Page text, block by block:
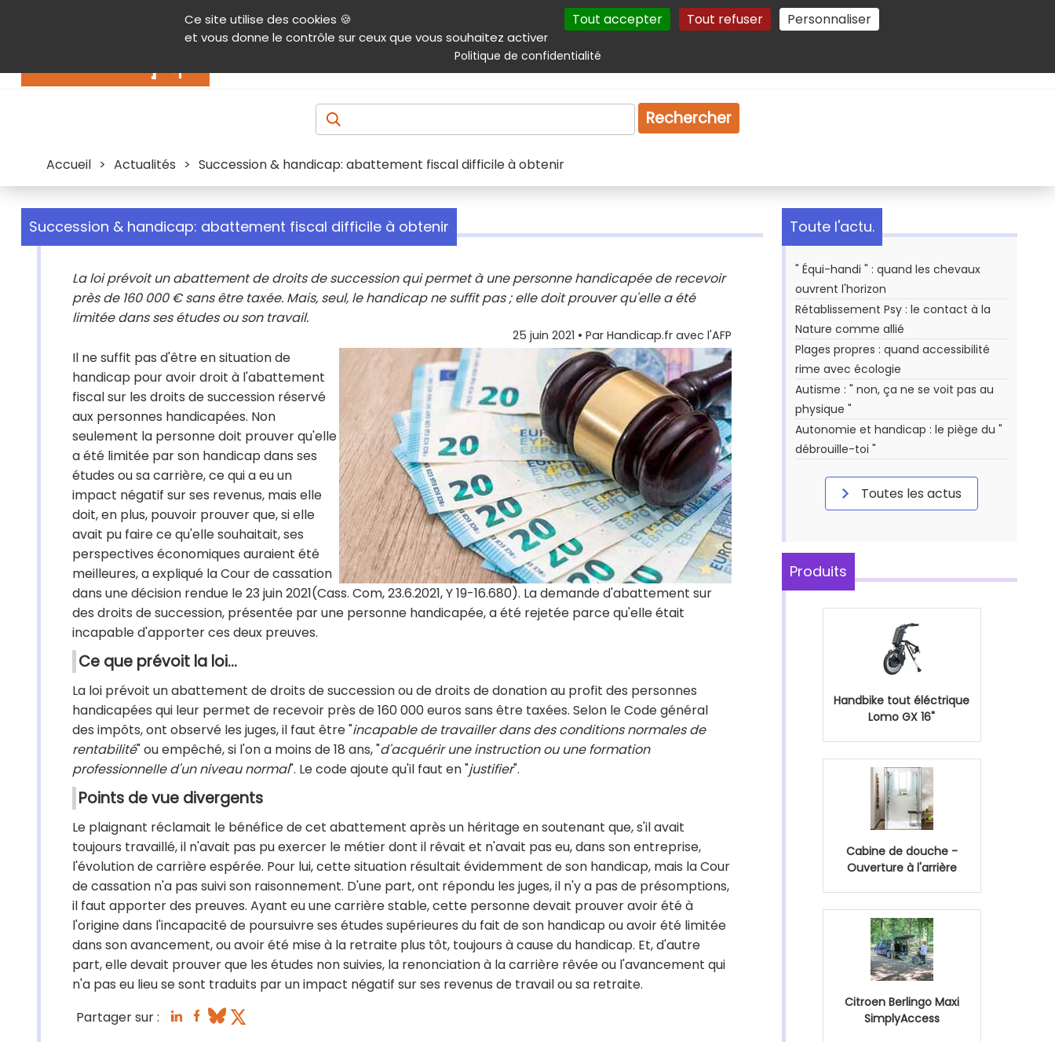
Ce site utilise des cookies 🍪
et vous donne le contrôle sur ceux que vous souhaitez activer
Tout accepter Tout refuser Personnaliser
Politique de confidentialité
Contenu Aide et accessibilité Menu principal Autres services Plan du site Gestion des cookies
Produits & services Emploi Droit
Rechercher
Accueil > Actualités > Succession & handicap: abattement fiscal difficile à obtenir
Succession & handicap: abattement fiscal difficile à obtenir
La loi prévoit un abattement de droits de succession qui permet à une personne handicapée de recevoir
près de 160 000 € sans être taxée. Mais, seul, le handicap ne suffit pas ; elle doit prouver qu'elle a été
limitée dans ses études ou son travail.
25 juin 2021 • Par Handicap.fr avec l'AFP
Il ne suffit pas d'être en situation de
handicap pour avoir droit à l'abattement
fiscal sur les droits de succession réservé
aux personnes handicapées. Non
seulement la personne doit prouver qu'elle
a été limitée par son handicap dans ses
études ou sa carrière, ce qui a eu un
impact négatif sur ses revenus, mais elle
doit, en plus, pouvoir prouver que, si elle
avait pu faire ce qu'elle souhaitait, ses
perspectives économiques auraient été
meilleures, a expliqué la Cour de cassation
dans une décision rendue le 23 juin 2021(Cass. Com, 23.6.2021, Y 19-16.680). La demande d'abattement sur
des droits de succession, présentée par une personne handicapée, a été rejetée parce qu'elle était
incapable d'apporter ces deux preuves.
Ce que prévoit la loi…
La loi prévoit un abattement de droits de succession ou de droits de donation au profit des personnes
handicapées qui leur permet de recevoir près de 160 000 euros sans être taxées. Selon le Code général
des impôts, ont observé les juges, il faut être "incapable de travailler dans des conditions normales de
rentabilité" ou empêché, si l'on a moins de 18 ans, "d'acquérir une instruction ou une formation
professionnelle d'un niveau normal". Le code ajoute qu'il faut en "justifier".
Points de vue divergents
Le plaignant réclamait le bénéfice de cet abattement après un héritage en soutenant que, s'il avait
toujours travaillé, il n'avait pas pu exercer le métier dont il rêvait et n'avait pas eu, dans son entreprise,
l'évolution de carrière espérée. Pour lui, cette situation résultait évidemment de son handicap, mais la Cour
de cassation n'a pas suivi son raisonnement. D'une part, ont répondu les juges, il n'y a pas de présomptions,
il faut apporter des preuves. Ayant eu une carrière stable, cette personne devait prouver avoir été à
l'origine dans l'incapacité de poursuivre ses études supérieures du fait de son handicap ou avoir été limitée
dans son avancement, ou avoir été mise à la retraite plus tôt, toujours à cause du handicap. Et, d'autre
part, elle devait prouver que les études non suivies, la renonciation à la carrière rêvée ou l'avancement qui
n'a pas eu lieu se sont traduits par un impact négatif sur ses revenus de travail ou sa retraite.
Partager sur :
Toute l'actu.
" Équi-handi " : quand les chevaux
ouvrent l'horizon
Rétablissement Psy : le contact à la
Nature comme allié
Plages propres : quand accessibilité
rime avec écologie
Autisme : " non, ça ne se voit pas au
physique "
Autonomie et handicap : le piège du "
débrouille-toi "
Toutes les actus
Produits
Handbike tout éléctrique
Lomo GX 16"
Cabine de douche -
Ouverture à l'arrière
Citroen Berlingo Maxi
SimplyAccess